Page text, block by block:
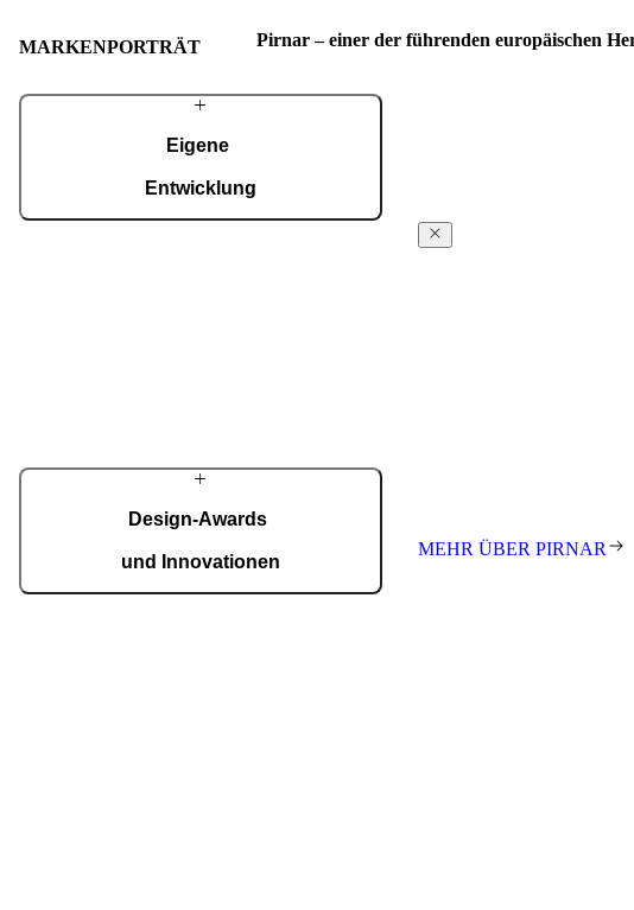
MARKENPORTRÄT Pirnar – einer der führenden europäischen
Eigene
Entwicklung
Design-Awards
und Innovationen
MEHR ÜBER PIRNAR